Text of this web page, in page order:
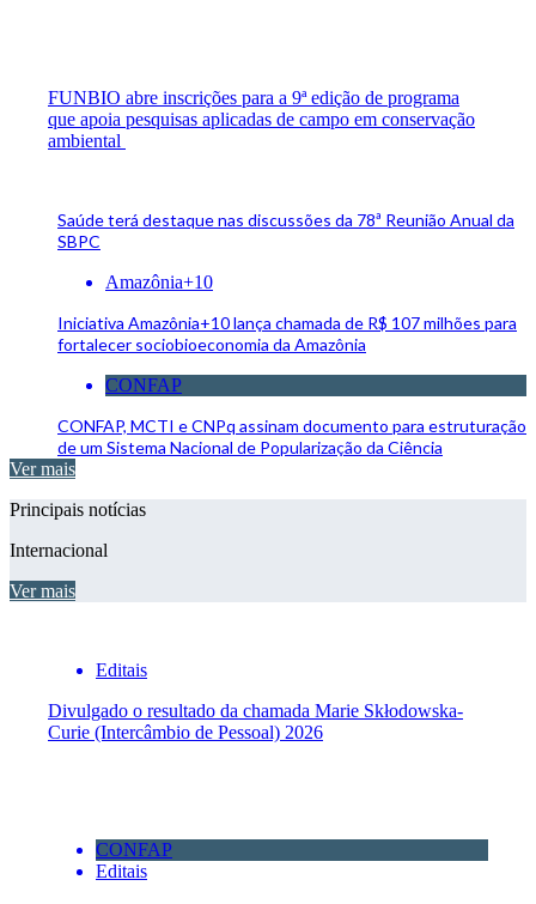
FUNBIO abre inscrições para a 9ª edição de programa
que apoia pesquisas aplicadas de campo em conservação
ambiental
Saúde terá destaque nas discussões da 78ª Reunião Anual da
SBPC
Amazônia+10
Iniciativa Amazônia+10 lança chamada de R$ 107 milhões para
fortalecer sociobioeconomia da Amazônia
CONFAP
CONFAP, MCTI e CNPq assinam documento para estruturação
de um Sistema Nacional de Popularização da Ciência
Ver mais
Principais notícias
Internacional
Ver mais
Editais
Divulgado o resultado da chamada Marie Skłodowska-
Curie (Intercâmbio de Pessoal) 2026
CONFAP
Editais